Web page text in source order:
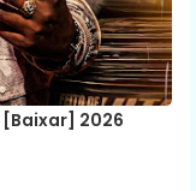
2026